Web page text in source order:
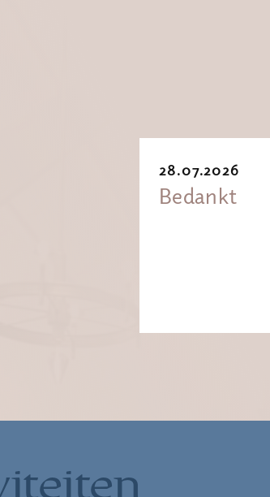
28.07.2026
Bedankt